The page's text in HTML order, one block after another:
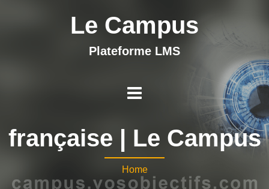
Le Campus
Plateforme LMS
française | Le Campus
Home